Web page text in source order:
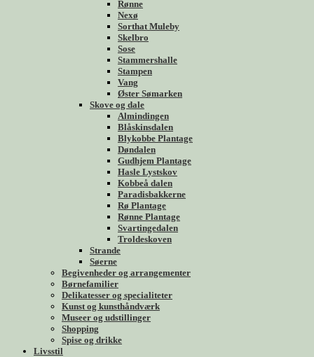
Rønne
Nexø
Sorthat Muleby
Skelbro
Sose
Stammershalle
Stampen
Vang
Øster Sømarken
Skove og dale
Almindingen
Blåskinsdalen
Blykobbe Plantage
Døndalen
Gudhjem Plantage
Hasle Lystskov
Kobbeå dalen
Paradisbakkerne
Rø Plantage
Rønne Plantage
Svartingedalen
Troldeskoven
Strande
Søerne
Begivenheder og arrangementer
Børnefamilier
Delikatesser og specialiteter
Kunst og kunsthåndværk
Museer og udstillinger
Shopping
Spise og drikke
Livsstil